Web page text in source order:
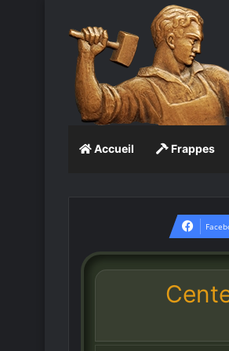
Accueil Frappes